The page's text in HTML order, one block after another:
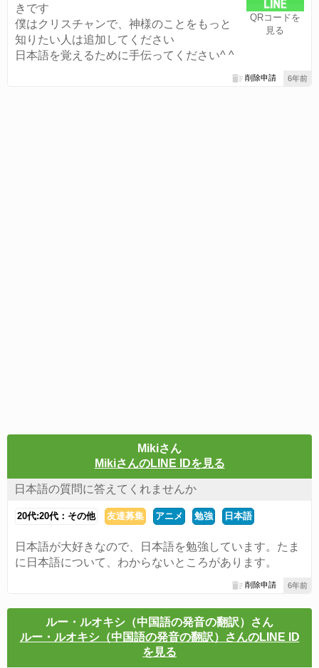
QRコードを
見る
きです
僕はクリスチャンで、神様のことをもっと
知りたい人は追加してください
日本語を覚えるために手伝ってください^ ^
6年前
削除申請
Mikiさん
MikiさんのLINE IDを見る
日本語の質問に答えてくれませんか
20代:20代：その他 友達募集 アニメ 勉強 日本語
日本語が大好きなので、日本語を勉強しています。たま
に日本語について、わからないところがあります。
6年前
削除申請
ルー・ルオキシ（中国語の発音の翻訳）さん
ルー・ルオキシ（中国語の発音の翻訳）さんのLINE ID
を見る